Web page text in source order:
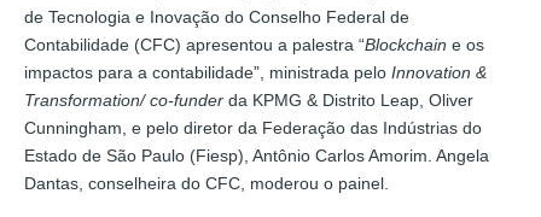
de Tecnologia e Inovação do Conselho Federal de
Contabilidade (CFC) apresentou a palestra “Blockchain e os
impactos para a contabilidade”, ministrada pelo Innovation &
Transformation/ co-funder da KPMG & Distrito Leap, Oliver
Cunningham, e pelo diretor da Federação das Indústrias do
Estado de São Paulo (Fiesp), Antônio Carlos Amorim. Angela
Dantas, conselheira do CFC, moderou o painel.